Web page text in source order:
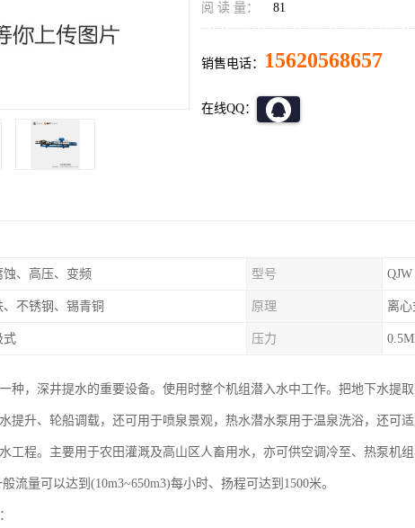
阅 读 量： 81
销售电话： 15620568657
在线QQ：
蚀、高压、变频 型号 QJW
、不锈钢、锡青铜 原理 离心
式 压力
种，深井提水的重要设备。使用时整个机组潜入水中工作。把地下水提
提升、轮船调载，还可用于喷泉景观，热水潜水泵用于温泉洗浴，还可
工程。主要用于农田灌溉及高山区人畜用水，亦可供空调冷至、热泵机
流量可以达到(10m3~650m3)每小时、扬程可达到1500米。